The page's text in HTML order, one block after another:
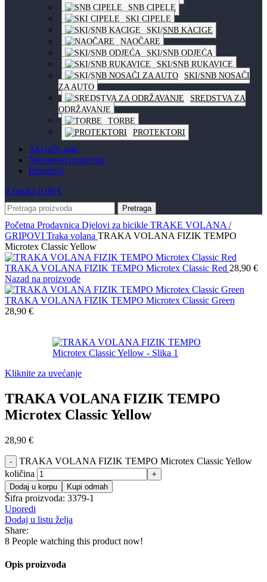
SNB CIPELE
SKI CIPELE
SKI/SNB KACIGE
NAOČARE
SKI/SNB ODJEĆA
SKI/SNB RUKAVICE
SKI/SNB NOSAČI
ZA AUTO
SREDSTVA ZA
ODRŽAVANJE
TORBE
PROTEKTORI
Akcija% sale
Novonovi proizvodi
Brendovi
0 stavka 0,00 €
Pretraga
Početna Prodavnica Djelovi za bicikle TRAKE VOLANA /
GRIPOVI Traka volana TRAKA VOLANA FIZIK TEMPO
Microtex Classic Yellow
TRAKA VOLANA FIZIK TEMPO Microtex Classic Red 28,90 €
Nazad na proizvode
TRAKA VOLANA FIZIK TEMPO Microtex Classic Green
28,90 €
Kliknite za uvećanje
TRAKA VOLANA FIZIK TEMPO
Microtex Classic Yellow
28,90 €
TRAKA VOLANA FIZIK TEMPO Microtex Classic Yellow
količina
Dodaj u korpu Kupi odmah
Šifra proizvoda: 3379-1
Uporedi
Dodaj u listu želja
Share:
8 People watching this product now!
Opis proizvoda